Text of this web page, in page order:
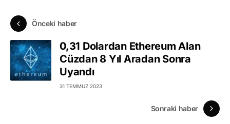
Önceki haber
0,31 Dolardan Ethereum Alan
Cüzdan 8 Yıl Aradan Sonra
Uyandı
31 TEMMUZ 2023
Sonraki haber